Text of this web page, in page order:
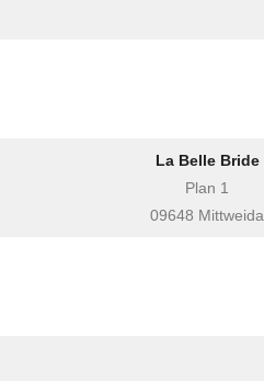
La Belle Bride
Plan 1
09648 Mittweida